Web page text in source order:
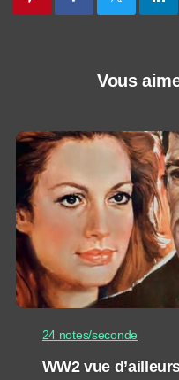
Vous
24 notes/seconde
WW2 vue